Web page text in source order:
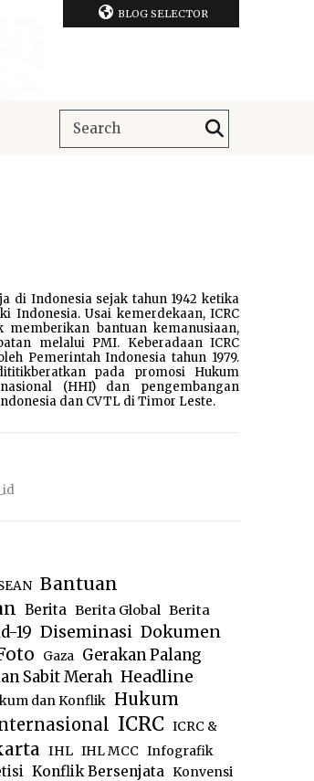
BLOG SELECTOR
di Indonesia sejak tahun 1942 ketika
Indonesia. Usai kemerdekaan, ICRC
memberikan bantuan kemanusiaan,
melalui PMI. Keberadaan ICRC
Pemerintah Indonesia tahun 1979.
pada promosi Hukum
(HHI) dan pengembangan
dan CVTL di Timor Leste.
Bantuan
Berita Berita Global Berita
19 Diseminasi Dokumen
Gaza Gerakan Palang
Sabit Merah Headline
dan Konflik Hukum
ICRC ICRC &
IHL IHL MCC Infografik
Konflik Bersenjata Konvensi